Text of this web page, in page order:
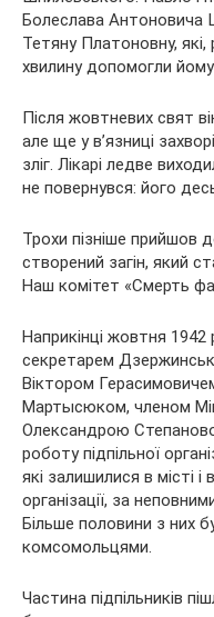
Болеслава Антоновича
Тетяну Платоновну,
хвилину допомогли
Після жовтневих свят
але ще у в’язниці
зліг. Лікарі ледве
не повернувся: його
Трохи пізніше прийшов
створений загін, який
Наш комітет «Смерть
Наприкінці жовтня 1942
секретарем
Віктором
Мартысюком, членом
Олександрою
роботу підпільної
які залишилися в місті
організації, за
Більше половини з них
комсомольцями.
Частина підпільників